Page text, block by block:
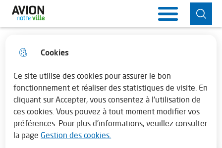
Cookies
Ce site utilise des cookies pour assurer le bon
fonctionnement et réaliser des statistiques de visite. En
cliquant sur Accepter, vous consentez à l'utilisation de
ces cookies. Vous pouvez à tout moment modifier vos
préférences. Pour plus d'informations, veuillez consulter
la page Gestion des cookies.
Aller
au
menu
principal
Consulter
le plan du
site
Horaires de la mairie
Lundi : 13h30 - 17h30
Mardi au vendredi : 08h30 - 12h00 et de
13h45 - 17h30
En juillet - août la mairie est fermée le
Ville d'Avion
de buts au 33 ème superball de
l’Artois
Sport